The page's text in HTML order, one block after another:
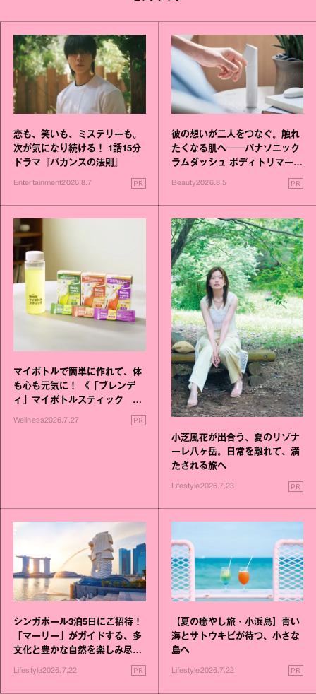
恋も、笑いも、ミステリーも。
次が気になり続ける！ 1話15分
ドラマ『バカンスの法則』
Entertainment2026.8.7 PR
彼の想いが二人をつなぐ。触れ
たくなる肌へ──パナソニック
ラムダッシュ ボディトリマーが
Beauty2026.8.5 PR
マイボトルで簡単に作れて、体
も心も元気に！ 《「ブレンデ
ィ」マイボトルスティック い
いこと毎日》シリーズが誕生
Wellness2026.7.27 PR
小芝風花が出合う、夏のリゾナ
ーレ八ヶ岳。日常を離れて、満
たされる旅へ
Lifestyle2026.7.23 PR
シンガポール3泊5日にご招待！
「マーリー」がガイドする、多
文化と豊かな自然を楽しみ尽く
Lifestyle2026.7.22 PR
【夏の癒やし旅・小浜島】青い
海とサトウキビが待つ、小さな
島へ
Lifestyle2026.7.22 PR